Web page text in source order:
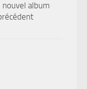
album